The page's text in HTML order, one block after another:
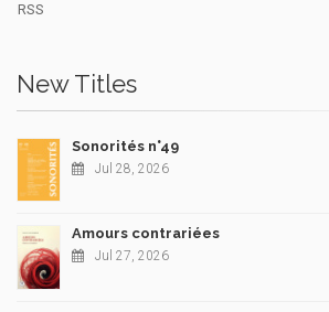
RSS
New Titles
Sonorités n°49
Jul 28, 2026
Amours contrariées
Jul 27, 2026